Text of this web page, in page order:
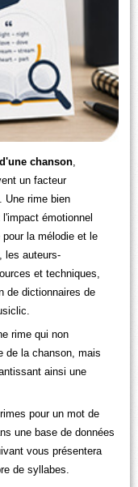
chanson,
un facteur
Une rime bien
émotionnel
la mélodie et le
les auteurs-
et techniques,
de dictionnaires de
rime qui non
de la chanson, mais
ainsi une
pour un mot de
une base de données
vous présentera
de syllabes.